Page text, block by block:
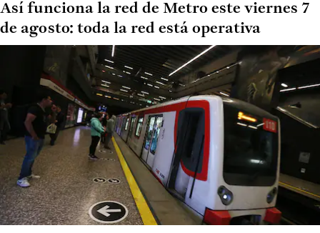
Así funciona la red de Metro este viernes 7
de agosto: toda la red está operativa